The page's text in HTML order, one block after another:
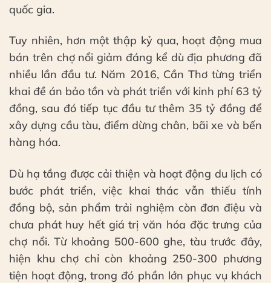
quốc gia.
Tuy nhiên, hơn một thập kỷ qua, hoạt động mua
bán trên chợ nổi giảm đáng kể dù địa phương đã
nhiều lần đầu tư. Năm 2016, Cần Thơ từng triển
khai đề án bảo tồn và phát triển với kinh phí 63 tỷ
đồng, sau đó tiếp tục đầu tư thêm 35 tỷ đồng để
xây dựng cầu tàu, điểm dừng chân, bãi xe và bến
hàng hóa.
Dù hạ tầng được cải thiện và hoạt động du lịch có
bước phát triển, việc khai thác vẫn thiếu tính
đồng bộ, sản phẩm trải nghiệm còn đơn điệu và
chưa phát huy hết giá trị văn hóa đặc trưng của
chợ nổi. Từ khoảng 500-600 ghe, tàu trước đây,
hiện khu chợ chỉ còn khoảng 250-300 phương
tiện hoạt động, trong đó phần lớn phục vụ khách